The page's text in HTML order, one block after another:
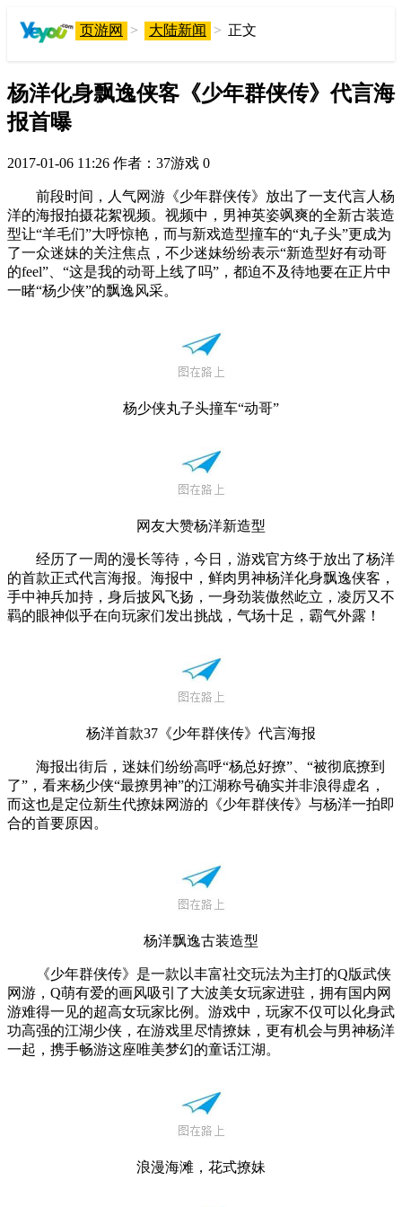
页游网 > 大陆新闻 > 正文
杨洋化身飘逸侠客《少年群侠传》代言海
报首曝
2017-01-06 11:26 作者：37游戏 0
前段时间，人气网游《少年群侠传》放出了一支代言人杨
洋的海报拍摄花絮视频。视频中，男神英姿飒爽的全新古装造
型让“羊毛们”大呼惊艳，而与新戏造型撞车的“丸子头”更成为
了一众迷妹的关注焦点，不少迷妹纷纷表示“新造型好有动哥
的feel”、“这是我的动哥上线了吗”，都迫不及待地要在正片中
一睹“杨少侠”的飘逸风采。
杨少侠丸子头撞车“动哥”
网友大赞杨洋新造型
经历了一周的漫长等待，今日，游戏官方终于放出了杨洋
的首款正式代言海报。海报中，鲜肉男神杨洋化身飘逸侠客，
手中神兵加持，身后披风飞扬，一身劲装傲然屹立，凌厉又不
羁的眼神似乎在向玩家们发出挑战，气场十足，霸气外露！
杨洋首款37《少年群侠传》代言海报
海报出街后，迷妹们纷纷高呼“杨总好撩”、“被彻底撩到
了”，看来杨少侠“最撩男神”的江湖称号确实并非浪得虚名，
而这也是定位新生代撩妹网游的《少年群侠传》与杨洋一拍即
合的首要原因。
杨洋飘逸古装造型
《少年群侠传》是一款以丰富社交玩法为主打的Q版武侠
网游，Q萌有爱的画风吸引了大波美女玩家进驻，拥有国内网
游难得一见的超高女玩家比例。游戏中，玩家不仅可以化身武
功高强的江湖少侠，在游戏里尽情撩妹，更有机会与男神杨洋
一起，携手畅游这座唯美梦幻的童话江湖。
浪漫海滩，花式撩妹